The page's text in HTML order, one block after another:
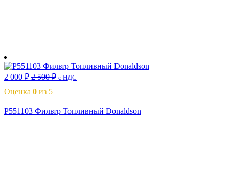
2 000 ₽ 2 500₽ с НДС
Оценка 0 из 5
P551103 Фильтр Топливный Donaldson